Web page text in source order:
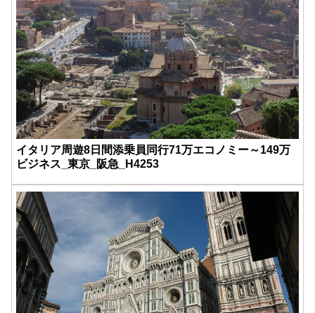
イタリア周遊8日間添乗員同行71万エコノミー～149万
ビジネス_東京_阪急_H4253